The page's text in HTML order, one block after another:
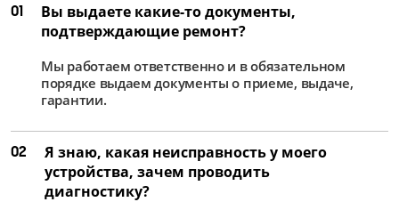
Замена матрицы
от 4 000 ₽
Ремонт матрицы
от 2 500 ₽
Замена цепей питания
от 2 250 ₽
Ремонт цепей питания
01
Вы выдаете какие-то документы,
подтверждающие ремонт?
Мы работаем ответственно и в обязательном
порядке выдаем документы о приеме, выдаче,
гарантии.
02
Я знаю, какая неисправность у моего
устройства, зачем проводить
диагностику?